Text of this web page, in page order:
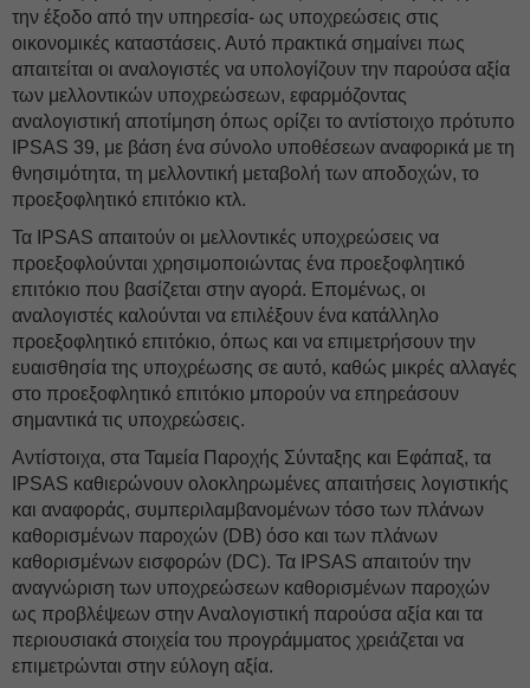
την έξοδο από την υπηρεσία- ως υποχρεώσεις στις
οικονομικές καταστάσεις. Αυτό πρακτικά σημαίνει πως
απαιτείται οι αναλογιστές να υπολογίζουν την παρούσα αξία
των μελλοντικών υποχρεώσεων, εφαρμόζοντας
αναλογιστική αποτίμηση όπως ορίζει το αντίστοιχο πρότυπο
IPSAS 39, με βάση ένα σύνολο υποθέσεων αναφορικά με τη
θνησιμότητα, τη μελλοντική μεταβολή των αποδοχών, το
προεξοφλητικό επιτόκιο κτλ.
Τα IPSAS απαιτούν οι μελλοντικές υποχρεώσεις να
προεξοφλούνται χρησιμοποιώντας ένα προεξοφλητικό
επιτόκιο που βασίζεται στην αγορά. Επομένως, οι
αναλογιστές καλούνται να επιλέξουν ένα κατάλληλο
προεξοφλητικό επιτόκιο, όπως και να επιμετρήσουν την
ευαισθησία της υποχρέωσης σε αυτό, καθώς μικρές αλλαγές
στο προεξοφλητικό επιτόκιο μπορούν να επηρεάσουν
σημαντικά τις υποχρεώσεις.
Αντίστοιχα, στα Ταμεία Παροχής Σύνταξης και Εφάπαξ, τα
IPSAS καθιερώνουν ολοκληρωμένες απαιτήσεις λογιστικής
και αναφοράς, συμπεριλαμβανομένων τόσο των πλάνων
καθορισμένων παροχών (DB) όσο και των πλάνων
καθορισμένων εισφορών (DC). Τα IPSAS απαιτούν την
αναγνώριση των υποχρεώσεων καθορισμένων παροχών
ως προβλέψεων στην Αναλογιστική παρούσα αξία και τα
περιουσιακά στοιχεία του προγράμματος χρειάζεται να
επιμετρώνται στην εύλογη αξία.